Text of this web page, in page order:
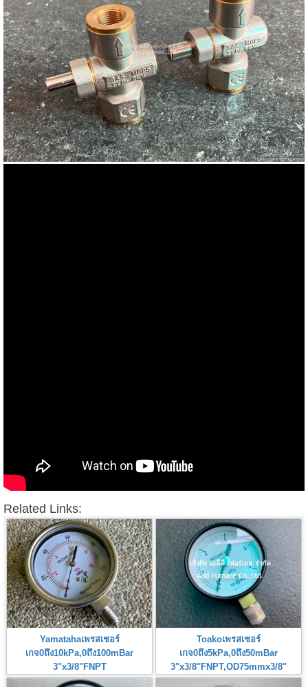
Related Links:
Yamatahaเพรสเชอร์
เกจ0ถึง10kPa,0ถึง100mBar
3"x3/8"FNPT
Pressure Gauge 0-10kPa,0-
Toakoเพรสเชอร์
เกจ0ถึง5kPa,0ถึง50mBar
3"x3/8"FNPT,OD75mmx3/8"
Pressure Gauge 0-5kPa,0-